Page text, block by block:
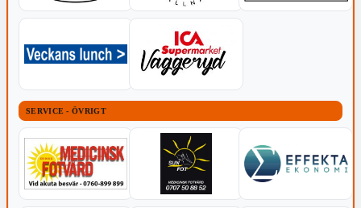
SERVICE - ÖVRIGT